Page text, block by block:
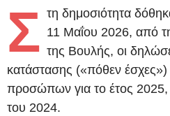
Σ τη δημοσιότητα
11 Μαΐου 2026, από
της Βουλής, οι
κατάστασης («πόθεν έσχες»)
προσώπων για το έτος
του 2024.